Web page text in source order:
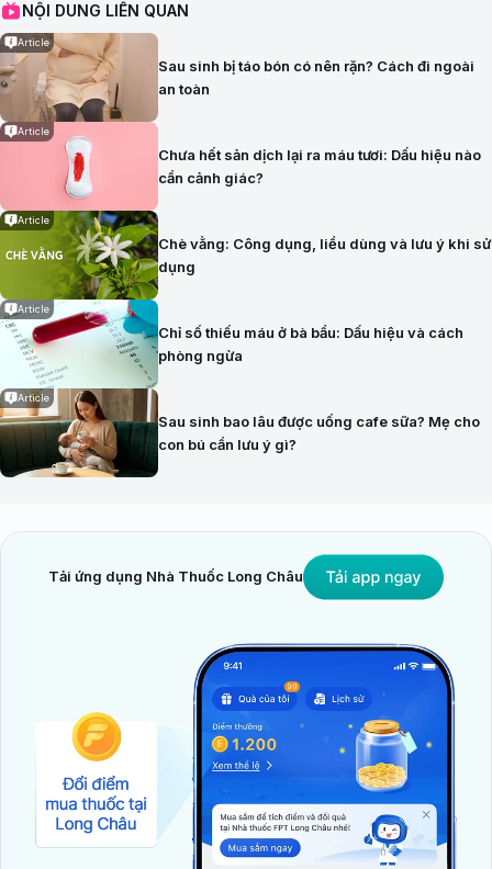
NỘI DUNG LIÊN QUAN
Article
Sau sinh bị táo bón có nên rặn? Cách đi ngoài
an toàn
Article
Chưa hết sản dịch lại ra máu tươi: Dấu hiệu nào
cần cảnh giác?
Article
Chè vằng: Công dụng, liều dùng và lưu ý khi sử
dụng
Article
Chỉ số thiếu máu ở bà bầu: Dấu hiệu và cách
phòng ngừa
Article
Sau sinh bao lâu được uống cafe sữa? Mẹ cho
con bú cần lưu ý gì?
Tải ứng dụng Nhà Thuốc Long Châu